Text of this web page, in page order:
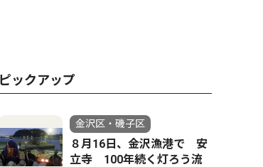
ピックアップ
金沢区・磯子区
８月16日、金沢漁港で 安
立寺 100年続く灯ろう流